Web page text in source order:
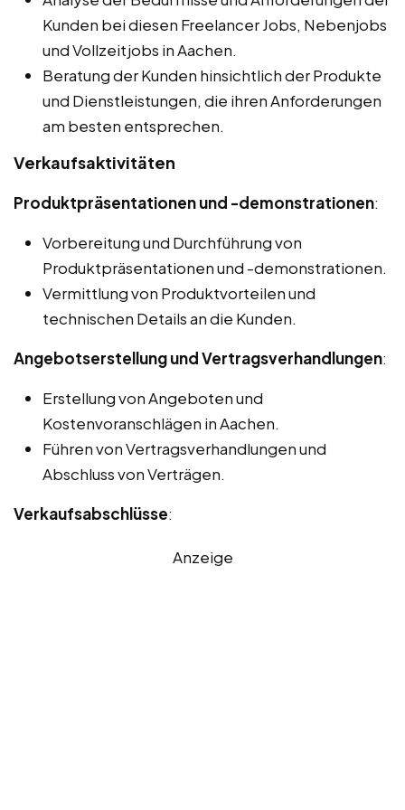
Kunden bei diesen Freelancer Jobs, Nebenjobs
und Vollzeitjobs in Aachen.
Beratung der Kunden hinsichtlich der Produkte
und Dienstleistungen, die ihren Anforderungen
am besten entsprechen.
Verkaufsaktivitäten
Produktpräsentationen und -demonstrationen:
Vorbereitung und Durchführung von
Produktpräsentationen und -demonstrationen.
Vermittlung von Produktvorteilen und
technischen Details an die Kunden.
Angebotserstellung und Vertragsverhandlungen:
Erstellung von Angeboten und
Kostenvoranschlägen in Aachen.
Führen von Vertragsverhandlungen und
Abschluss von Verträgen.
Verkaufsabschlüsse:
Anzeige